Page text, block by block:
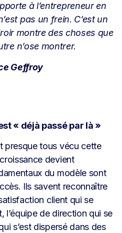
à l’entrepreneur en
pas un frein. C’est un
montre des choses que
n’ose montrer.
Geffroy
« déjà passé par là »
presque tous vécu cette
devient
du modèle sont
Ils savent reconnaître
client qui se
l’équipe de direction qui se
s’est dispersé dans des